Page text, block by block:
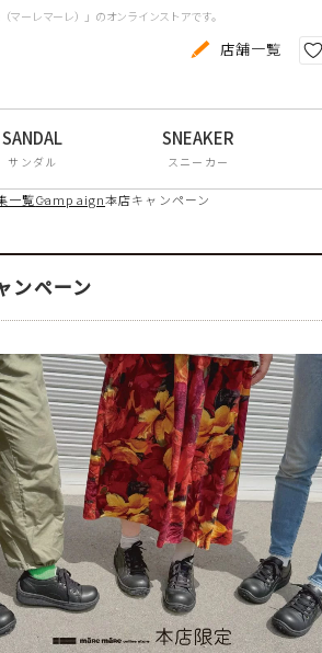
マーレマーレ）」のオンラインストアです。
店舗一覧
サンダル スニーカー
一覧Campaign本店キャンペーン
ンペーン
コンフォートシューズ
パンプス
スニーカー
サンダル
フラットシューズ
防水レインアイテム
アウトレット
その他・小物
色か
ールの高さから探す
1㎝未満
1cm以上2cm未満